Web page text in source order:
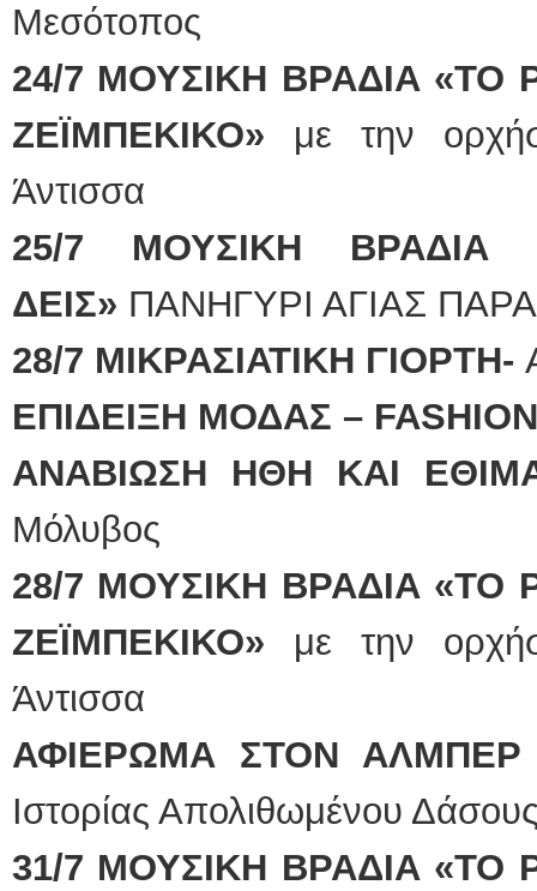
Μεσότοπος
24/7 ΜΟΥΣΙΚΗ ΒΡΑΔΙΑ «ΤΟ
ΖΕΪΜΠΕΚΙΚΟ» με την
Άντισσα
25/7 ΜΟΥΣΙΚΗ
ΔΕΙΣ» ΠΑΝΗΓΥΡΙ ΑΓΙΑΣ
28/7 ΜΙΚΡΑΣΙΑΤΙΚΗ ΓΙΟΡΤΗ-
ΕΠΙΔΕΙΞΗ ΜΟΔΑΣ –
ΑΝΑΒΙΩΣΗ ΗΘΗ ΚΑΙ
Μόλυβος
28/7 ΜΟΥΣΙΚΗ ΒΡΑΔΙΑ «ΤΟ
ΖΕΪΜΠΕΚΙΚΟ» με την
Άντισσα
ΑΦΙΕΡΩΜΑ ΣΤΟΝ
Ιστορίας Απολιθωμένου
31/7 ΜΟΥΣΙΚΗ ΒΡΑΔΙΑ «ΤΟ